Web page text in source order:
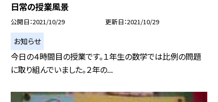
日常の授業風景
公開日 2021/10/29 更新日 2021/10/29
お知らせ
今日の４時間目の授業です。１年生の数学では比例の問題
に取り組んでいました。２年の...